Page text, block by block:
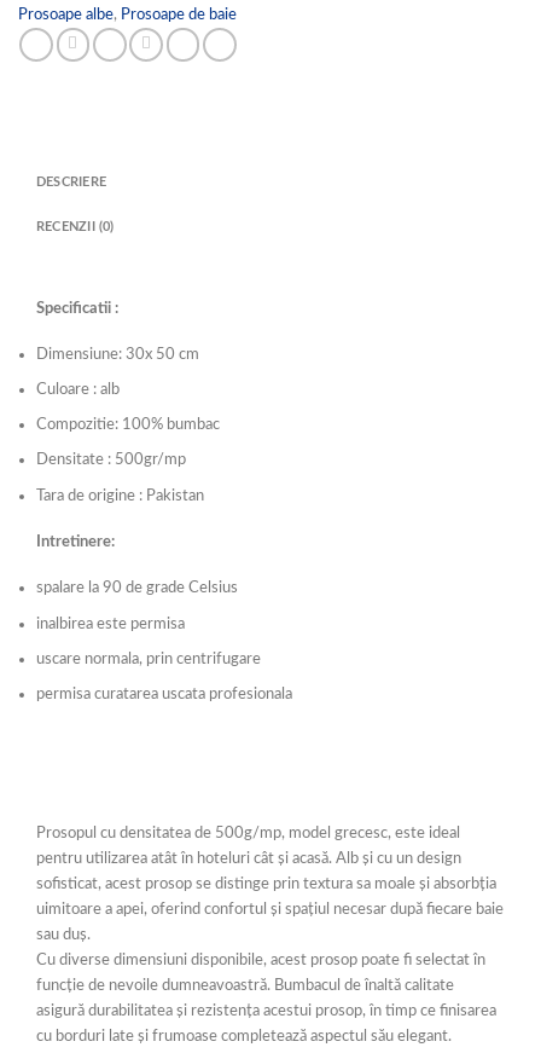
Prosoape albe, Prosoape de baie
DESCRIERE
RECENZII (0)
Specificatii :
Dimensiune: 30x 50 cm
Culoare : alb
Compozitie: 100% bumbac
Densitate : 500gr/mp
Tara de origine : Pakistan
Intretinere:
spalare la 90 de grade Celsius
inalbirea este permisa
uscare normala, prin centrifugare
permisa curatarea uscata profesionala
Prosopul cu densitatea de 500g/mp, model grecesc, este ideal
pentru utilizarea atât în hoteluri cât și acasă. Alb și cu un design
sofisticat, acest prosop se distinge prin textura sa moale și absorbția
uimitoare a apei, oferind confortul și spațiul necesar după fiecare baie
sau duș.
Cu diverse dimensiuni disponibile, acest prosop poate fi selectat în
funcție de nevoile dumneavoastră. Bumbacul de înaltă calitate
asigură durabilitatea și rezistența acestui prosop, în timp ce finisarea
cu borduri late și frumoase completează aspectul său elegant.